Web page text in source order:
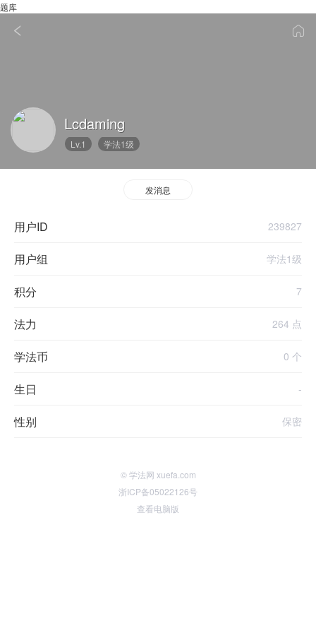
题库
Lcdaming
Lv.1 学法1级
发消息
用户ID 239827
用户组 学法1级
积分 7
法力 264 点
学法币 0 个
生日 -
性别 保密
© 学法网 xuefa.com
浙ICP备05022126号
查看电脑版